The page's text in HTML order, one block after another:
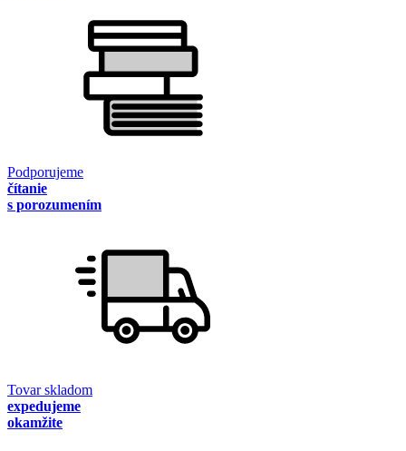
Podporujeme
čítanie
s porozumením
Tovar skladom
expedujeme
okamžite